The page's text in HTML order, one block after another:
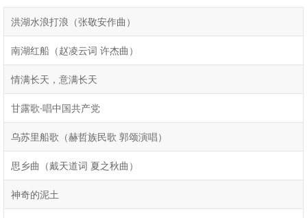
洪湖水浪打浪（张敬安作曲）
南湖红船（赵凌云词 许杰曲）
情满长天，意满长天
甘露歌·唱中国共产党
乌苏里船歌（赫哲族民歌 郭颂演唱）
思乡曲（戴天道词 夏之秋曲）
神奇的泥土